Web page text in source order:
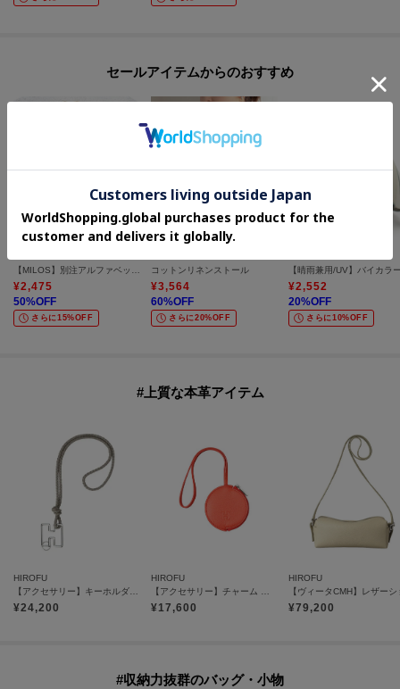
セールアイテムからのおすすめ
【MILOS】別注アルファベットチャーム
¥2,475
50%OFF
さらに15%OFF
コットンリネンストール
¥3,564
60%OFF
さらに20%OFF
¥2,552
20%OFF
さらに10%OFF
#上質な本革アイテム
HIROFU
¥24,200
HIROFU
¥17,600
HIROFU
¥79,200
#収納力抜群のバッグ・小物